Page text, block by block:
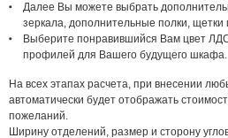
Далее Вы можете выбрать
зеркала, дополнительные полки, щетки
Выберите понравившийся Вам цвет
профилей для Вашего будущего шкафа.
На всех этапах расчета, при внесении
автоматически будет отображать
пожеланий.
Ширину отделений, размер и сторону